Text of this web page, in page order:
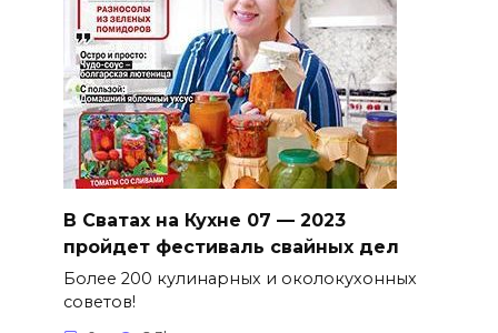
В Сватах на Кухне 07 — 2023
пройдет фестиваль свайных дел
Более 200 кулинарных и околокухонных
советов!